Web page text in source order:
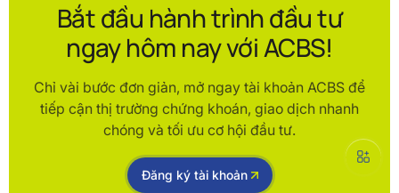
Bắt đầu hành trình đầu tư
ngay hôm nay với ACBS!
Chỉ vài bước đơn giản, mở ngay tài khoản ACBS để
tiếp cận thị trường chứng khoán, giao dịch nhanh
chóng và tối ưu cơ hội đầu tư.
Đăng ký tài khoản